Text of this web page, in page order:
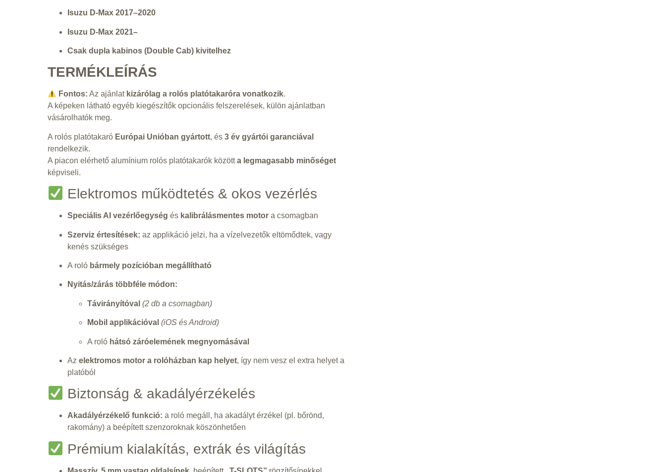
Isuzu D-Max 2017–2020
Isuzu D-Max 2021–
Csak dupla kabinos (Double Cab) kivitelhez
TERMÉKLEÍRÁS
Fontos: Az ajánlat kizárólag a rolós platótakaróra vonatkozik.
A képeken látható egyéb kiegészítők opcionális felszerelések, külön ajánlatban
vásárolhatók meg.
A rolós platótakaró Európai Unióban gyártott, és 3 év gyártói garanciával
rendelkezik.
A piacon elérhető alumínium rolós platótakarók közötta legmagasabb minőséget
képviseli.
Elektromos működtetés & okos vezérlés
Speciális AI vezérlőegység és kalibrálásmentes motor a csomagban
Szerviz értesítések: az applikáció jelzi, ha a vízelvezetők eltömődtek, vagy
kenés szükséges
A roló bármely pozícióban megállítható
Nyitás/zárás többféle módon:
Távirányítóval (2 db a csomagban)
Mobil applikációval (iOS és Android)
A roló hátsó záróelemének megnyomásával
Az elektromos motor a rolóházban kap helyet, így nem vesz el extra helyet a
platóból
Biztonság & akadályérzékelés
Akadályérzékelő funkció: a roló megáll, ha akadályt érzékel (pl. bőrönd,
rakomány) a beépített szenzoroknak köszönhetően
Prémium kialakítás, extrák és világítás